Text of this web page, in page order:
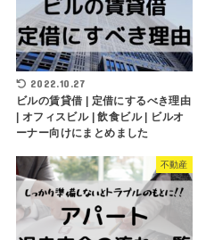
2022.10.27
ビルの賃貸借 | 定借にするべき理由
| オフィスビル | 飲食ビル | ビルオ
ーナー向けにまとめました
不動産